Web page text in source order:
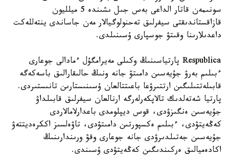
سونىمەن قاتار الداعى بەس جىل ىشىندە 5 ميلليون
قازاقستاندىقتى سيفرلىق تەحنولوگيالار مەن جاساندى ينتەللەكت
داعدىلارىنا وقىتۋ جوسپارى ۇسىنىلدى.
Respublica پارتياسىنىڭ وكىلى مەيرامگۇل ءمادالى جوعارى
ءبىلىم بەرۋ جۇيەسىن دامىتۋ جانە ونىڭ حالىقارالىق باسەكەگە
قابىلەتتىلىگىن ارتتىرۋعا باعىتتالعان ۇسىنىستارىن تانىستىردى.
پارتيا شەتەلدىك تالاپكەرلەرگە ارنالعان سيفرلىق قابىلداۋ
جۇيەسىن ەنگىزۋدى، قوس ديپلومدى باعدارلامالاردى
كەڭەيتۋدى، ءبىلىم ەكسپورتىن دامىتۋدى، تاۋەلسىز اككرەديتتەۋ
جۇيەسىن جەتىلدىرۋدى جانە جوعارى وقۋ ورىندارىنىڭ
اكادەميالىق ەركىندىگىن كەڭەيتۋدى ۇسىندى.